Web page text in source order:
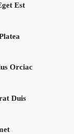
Est
Orciac
Duis